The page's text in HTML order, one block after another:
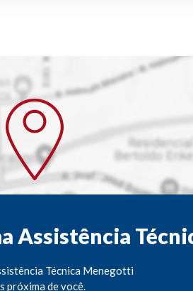
Assistência
Técnica Menegotti
próxima de você.